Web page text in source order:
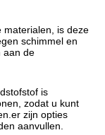
materialen, is deze
schimmel en
aan de
is
zodat u kunt
zijn opties
aanvullen.